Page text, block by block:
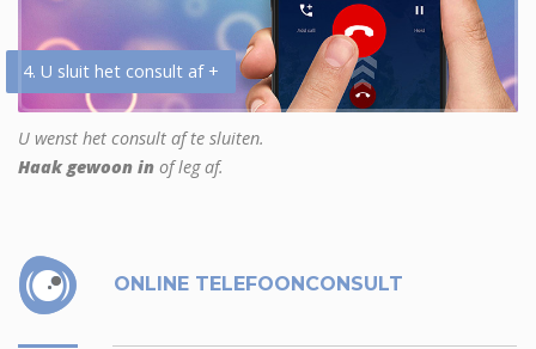
4. U sluit het consult af +
U wenst het consult af te sluiten.
Haak gewoon in of leg af.
ONLINE TELEFOONCONSULT